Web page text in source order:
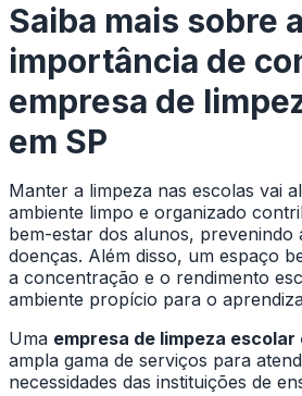
Saiba mais sobre a
importância de
empresa de
em SP
Manter a limpeza nas escolas vai
ambiente limpo e organizado
bem-estar dos alunos, prevenindo
doenças. Além disso, um espaço
a concentração e o rendimento
ambiente propício para o
Uma empresa de limpeza escolar
ampla gama de serviços para
necessidades das instituições de